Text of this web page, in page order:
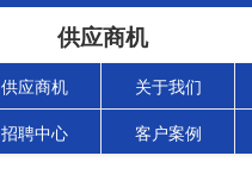
供应商机
供应商机 关于我们
招聘中心 客户案例